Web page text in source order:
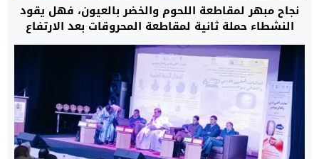
نجاح مبهر لمقاطعة اللحوم والخضر بالعيون، فهل يقود
النشطاء حملة ثانية لمقاطعة المحروقات بعد الارتفاع
المهول في الأسعار؟